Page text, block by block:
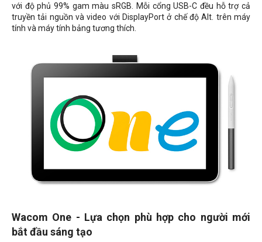
với độ phủ 99% gam màu sRGB. Mỗi cổng USB-C đều hỗ trợ cả
truyền tải nguồn và video với DisplayPort ở chế độ Alt. trên máy
tính và máy tính bảng tương thích.
Wacom One - Lựa chọn phù hợp cho người mới
bắt đầu sáng tạo